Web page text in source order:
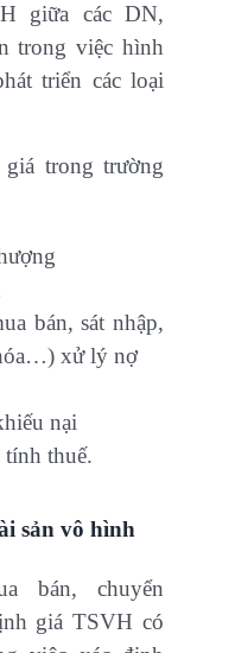
giữa các DN,
trong việc hình
triển các loại
trong trường
bán, sát nhập,
xử lý nợ
nại
tính thuế.
sản vô hình
bán, chuyển
giá TSVH có